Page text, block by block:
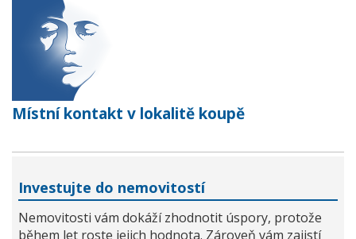
Místní kontakt v lokalitě koupě
Investujte do nemovitostí
Nemovitosti vám dokáží zhodnotit úspory, protože
během let roste jejich hodnota. Zároveň vám zajistí